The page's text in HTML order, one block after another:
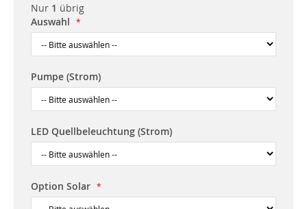
Nur 1 übrig
Auswahl
Pumpe (Strom)
LED Quellbeleuchtung (Strom)
Option Solar